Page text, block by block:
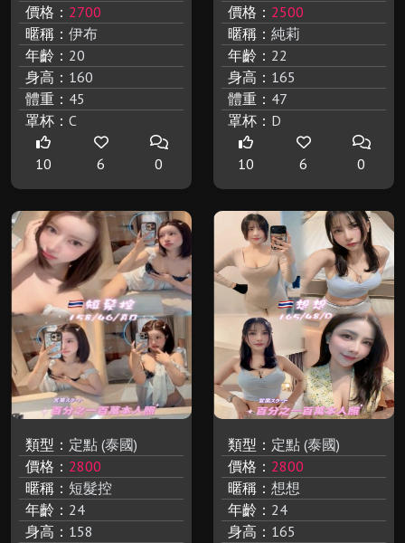
價格： 2700
暱稱： 伊布
年齡： 20
身高： 160
體重： 45
罩杯： C
10 6 0
價格： 2500
暱稱： 純莉
年齡： 22
身高： 165
體重： 47
罩杯： D
10 6 0
類型： 定點 (泰國)
價格： 2800
暱稱： 短髮控
年齡： 24
身高： 158
類型： 定點 (泰國)
價格： 2800
暱稱： 想想
年齡： 24
身高： 165